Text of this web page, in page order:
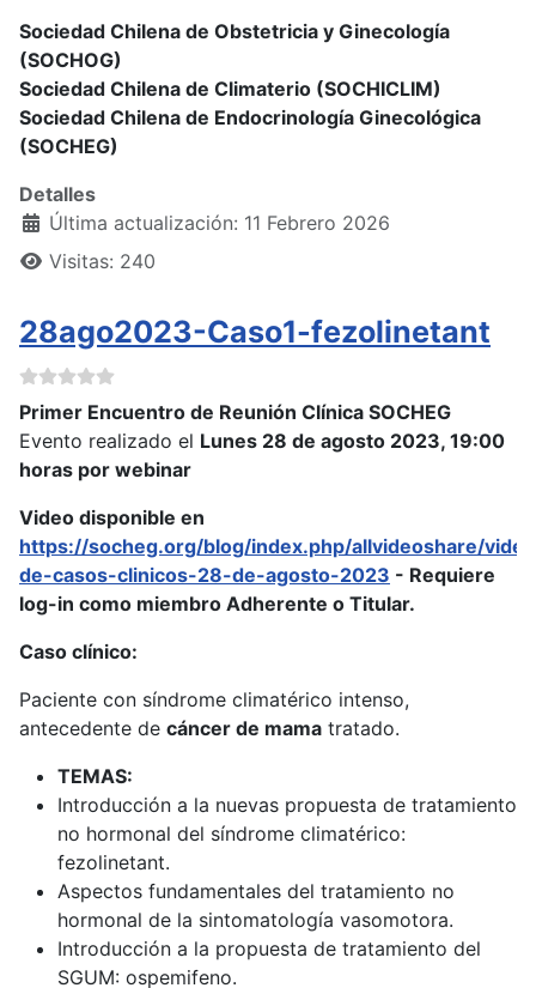
Sociedad Chilena de Obstetricia y Ginecología
(SOCHOG)
Sociedad Chilena de Climaterio (SOCHICLIM)
Sociedad Chilena de Endocrinología Ginecológica
(SOCHEG)
Detalles
Última actualización: 11 Febrero 2026
Visitas: 240
28ago2023-Caso1-fezolinetant
Primer Encuentro de Reunión Clínica SOCHEG
Evento realizado el Lunes 28 de agosto 2023, 19:00
horas por webinar
Video disponible en
https://socheg.org/blog/index.php/allvideoshare/
de-casos-clinicos-28-de-agosto-2023 - Requiere
log-in como miembro Adherente o Titular.
Caso clínico:
Paciente con síndrome climatérico intenso,
antecedente de cáncer de mama tratado.
TEMAS:
Introducción a la nuevas propuesta de tratamiento
no hormonal del síndrome climatérico:
fezolinetant.
Aspectos fundamentales del tratamiento no
hormonal de la sintomatología vasomotora.
Introducción a la propuesta de tratamiento del
SGUM: ospemifeno.